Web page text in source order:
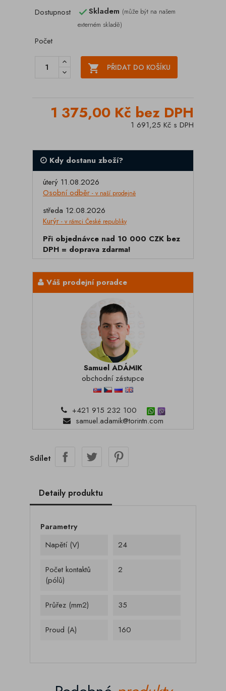
Dostupnost
Skladem (může být na našem
externém skladě)
Počet
 PŘIDAT DO KOŠÍKU
1 375,00 Kč bez DPH
1 691,25 Kč s DPH
Kdy dostanu zboží?
úterý 11.08.2026
Osobní odběr - v naší prodejně
středa 12.08.2026
Kurýr - v rámci České republiky
Při objednávce nad 10 000 CZK bez
DPH = doprava zdarma!
Váš prodejní poradce
Samuel ADÁMIK
obchodní zástupce
+421 915 232 100
samuel.adamik@torintn.com
Sdílet
Detaily produktu
Parametry
Napětí (V)
24
Počet kontaktů
(pólů)
2
Průřez (mm2) 35
Proud (A) 160